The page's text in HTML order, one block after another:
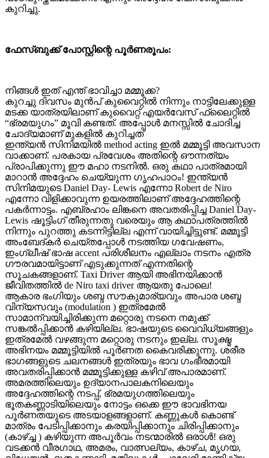
കുറിച്ചു.
ഫേസ്ബുക്ക് പോസ്റ്റിന്റെ പൂർണരൂപം:
നിങ്ങൾ ഇത് എന്ത് ഭാവിച്ചാ മമ്മൂക്ക?
കുറച്ചു ദിവസം മുൻപ് കുവൈറ്റിൽ നിന്നും നാട്ടിലേക്കുള്ള
മടക്ക യാത്രയിലാണ് കുവൈറ്റ്‌ എയർവേസ് ഫ്ലൈറ്റിൽ
“ഭ്രമയുഗം” മൂവി കണ്ടത്. അപ്പോൾ മനസ്സിൽ ചോദിച്ച
ചോദ്യമാണ് മുകളിൽ കുറിച്ചത്
ഇന്ത്യൻ സിനിമയിൽ method acting ഇൽ മമ്മൂട്ടി അവസാന
വാക്കാണ്. പരകായ പ്രവേശം അതിന്റെ ഔന്നത്യം
പ്രാപിക്കുന്നു ഈ മഹാ നടനിൽ. ഒരു കഥാ പാത്രമായി
മാറാൻ അദ്ദേഹം ചെയ്യുന്ന ഗൃഹപാഠം! ഇന്ത്യൻ
സിനിമയുടെ Daniel Day- Lewis എന്നോ Robert de Niro
എന്നോ വിളിക്കാവുന്ന ഉയരത്തിലാണ് അദ്ദേഹത്തിന്റെ
പകർന്നാട്ടം. എബ്രഹാം ലിങ്കനെ അവതരിപ്പിച്ച Daniel Day-
Lewis ഷൂട്ടിംഗ് തീരുന്നതു വരെയും ആ കഥാപത്രത്തിൽ
നിന്നും പുറത്തു കടന്നിട്ടില്ല എന്ന് വായിച്ചിട്ടുണ്ട്. മമ്മൂട്ടി
അംബേദ്കർ ചെയ്തപ്പോൾ നടത്തിയ ഗവേഷണം,
ഇംഗ്ലീഷ് ഭാഷ accent പരിശീലനം എല്ലാം നടനം എത്ര
ഗൗരവമായിട്ടാണ് എടുക്കുന്നത് എന്നതിന്റെ
സൂചകങ്ങളാണ്. Taxi Driver ആയി അഭിനയിക്കാൻ
ജീവിതത്തിൽ de Niro taxi driver ആയതു പോലെ!
ആകാര ഭംഗിയും ശബ്ദ സൗകുമാര്യവും അപാര ശബ്ദ
വിന്യസവും (modulation ) ഇത്രമേൽ
സാമാന്വയിച്ചിരിക്കുന്ന മറ്റൊരു നടനെ നമുക്ക്
സങ്കൽപ്പിക്കാൻ കഴിയില്ല. ഭാഷയുടെ വൈവിധ്യങ്ങളും
ഇത്രമേൽ വഴങ്ങുന്ന മറ്റൊരു നടനും ഇല്ല. സൂക്ഷ്മ
അഭിനയം മമ്മൂട്ടിയിൽ പൂർണത കൈവരിക്കുന്നു. ശരീര
ഭാഗങ്ങളുടെ ചലനങ്ങൾ ഇത്രയും ഭാവ ഗംഭീരമായി
അവതരിപ്പിക്കാൻ മമ്മൂട്ടിക്കുള്ള കഴിവ് അപാരമാണ്.
അമരത്തിലെയും ഉദ്യാനപാലകനിലെയും
അദ്ദേഹത്തിന്റെ നടപ്പ്, ഭ്രമയുഗത്തിലെയും
ഭൂതകണ്ണാടിയിലെയും നോട്ടം ഒക്കെ ഈ ഭാവഭിനയ
പൂർണതയുടെ അടയാളങ്ങളാണ്. കണ്ണുകൾ കൊണ്ട്
മാത്രം പേടിപ്പിക്കാനും കരയിപ്പിക്കാനും ചിരിപ്പിക്കാനും
(കാഴ്ച്ച ) കഴിയുന്ന അപൂർവം നടന്മാരിൽ ഒരാൾ! ഒരു
വടക്കൻ വീരഗാഥ, അമരം, വാത്സല്യം, കാഴ്ച, മൃഗയ,